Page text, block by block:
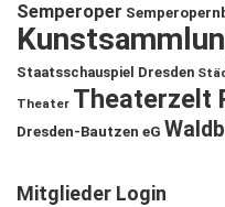
Semperoper
Staatsschauspiel Dresden
Theater Theaterzelt
Dresden-Bautzen eG
Mitglieder Login